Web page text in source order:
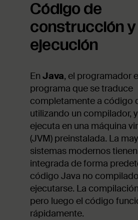
Código de
construcción y
ejecución
En Java, el programador
programa que se traduce
completamente a código
utilizando un compilador,
ejecuta en una máquina
(JVM) preinstalada. La
sistemas modernos
integrada de forma
código Java no
ejecutarse. La
pero luego el código
rápidamente.